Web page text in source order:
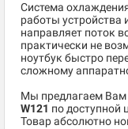
Система
работы устройства
направляет поток
практически не
ноутбук быстро
сложному
Мы предлагаем
W121 по доступной
Товар абсолютно